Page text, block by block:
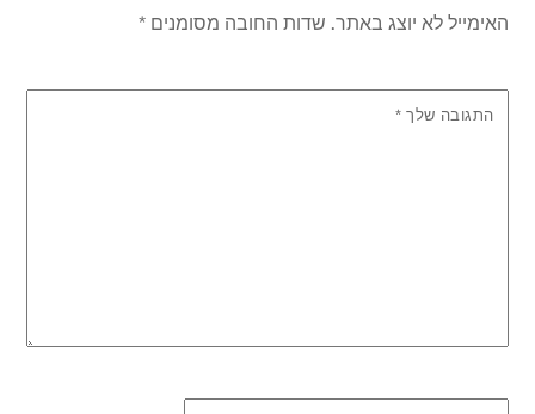
האימייל לא יוצג באתר. שדות החובה מסומנים*
התגובה שלך *